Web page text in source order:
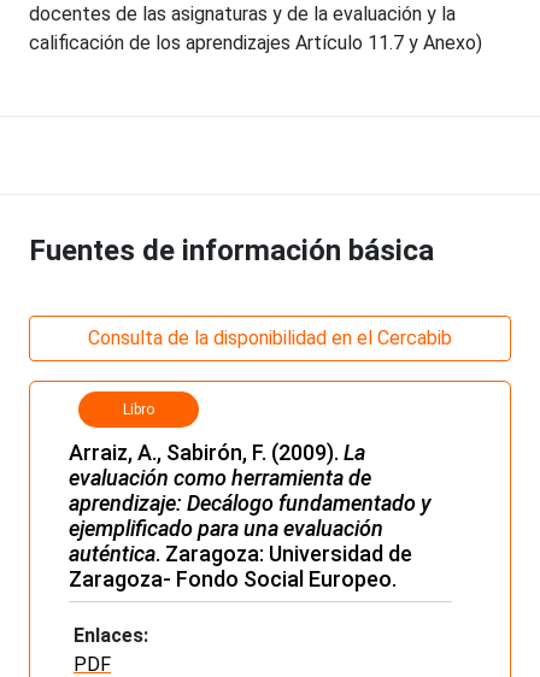
docentes de las asignaturas y de la evaluación y la
calificación de los aprendizajes Artículo 11.7 y Anexo)
Fuentes de información básica
Consulta de la disponibilidad en el Cercabib
Libro
Arraiz, A., Sabirón, F. (2009). La
evaluación como herramienta de
aprendizaje: Decálogo fundamentado y
ejemplificado para una evaluación
auténtica. Zaragoza: Universidad de
Zaragoza- Fondo Social Europeo.
Enlaces:
PDF